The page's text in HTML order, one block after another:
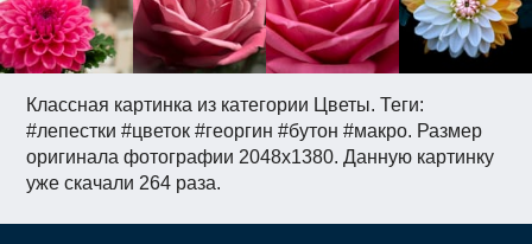
Классная картинка из категории Цветы. Теги:
#лепестки #цветок #георгин #бутон #макро. Размер
оригинала фотографии 2048x1380. Данную картинку
уже скачали 264 раза.